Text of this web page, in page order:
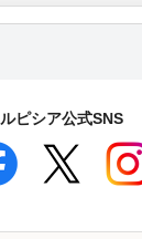
ルピシア公式SNS